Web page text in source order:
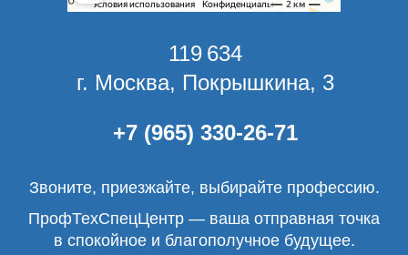
119 634
г. Москва, Покрышкина, 3
+7 (965) 330-26-71
ПрофТехСпецЦентр — ваша отправная точка
в спокойное и благополучное будущее.
Звоните, приезжайте, выбирайте профессию.